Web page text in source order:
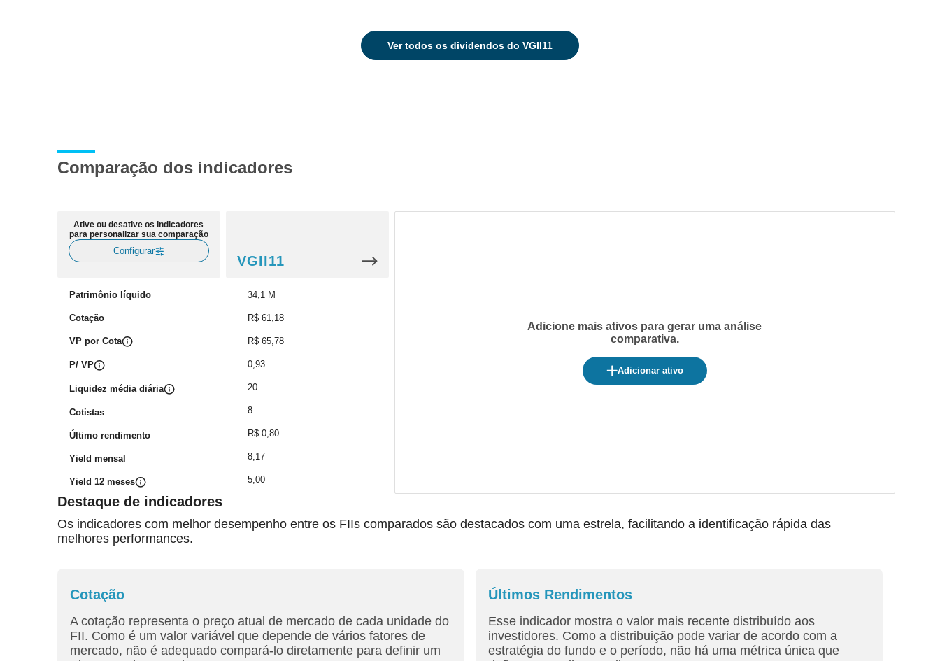
Vertodos os dividendos do VGII11
Comparação dos indicadores
Ative ou desative os Indicadores
para personalizar sua comparação
Configurar
Patrimônio líquido
Cotação
VP por Cota
P/ VP
Liquidez média diária
Cotistas
Último rendimento
Yield mensal
Yield 12 meses
VGII11
34,1 M
R$ 61,18
R$ 65,78
0,93
20
8
R$ 0,80
8,17
5,00
Adicione mais ativos para gerar uma análise
comparativa.
Adicionar ativo
Destaque de indicadores
Os indicadores com melhor desempenho entre os FIIs comparados são destacados com uma estrela, facilitando a identificação rápida das
melhores performances.
Cotação
A cotação representa o preço atual de mercado de cada unidade do
FII. Como é um valor variável que depende de vários fatores de
mercado, não é adequado compará-lo diretamente para definir um
Últimos Rendimentos
Esse indicador mostra o valor mais recente distribuído aos
investidores. Como a distribuição pode variar de acordo com a
estratégia do fundo e o período, não há uma métrica única que